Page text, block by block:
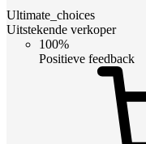
Ultimate_choices
Uitstekende verkoper
100%
Positieve feedback